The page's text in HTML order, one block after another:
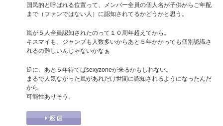
国民的と呼ばれる位置って、メンバー全員の個人名が子供からご年配
まで（ファンではない人）に認知されてるかどうかと思う。
嵐が５人全員認知されたのって１０周年超えてから。
キスマイも、ジャンプも人数多いからあと５年かかっても個別認識さ
れるの難しいんじゃないかなぁ
逆に、あと５年待てばsexyzoneが来るかもしれない。
まるで人気なかった嵐があれだけ世間に認知されるようになったんだ
から
可能性ありそう。